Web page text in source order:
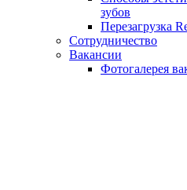
зубов
Перезагрузка
Сотрудничество
Вакансии
Фотогалерея